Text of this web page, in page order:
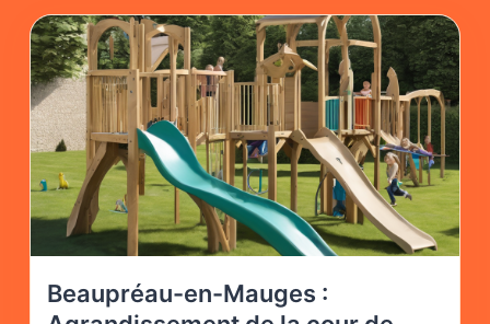
Beaupréau-en-Mauges :